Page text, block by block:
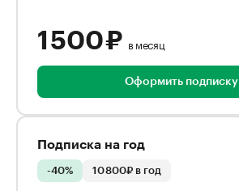
1 500 ₽ в месяц
Оформить подписку
Подписка на год
-40% 10 800₽ в год